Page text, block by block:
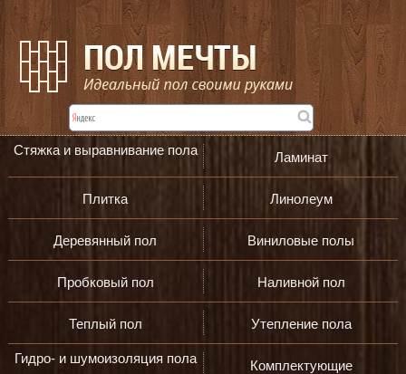
Стяжка и выравнивание пола Ламинат
Плитка Линолеум
Деревянный пол Виниловые полы
Пробковый пол Наливной пол
Теплый пол Утепление пола
Гидро- и шумоизоляция пола Комплектующие